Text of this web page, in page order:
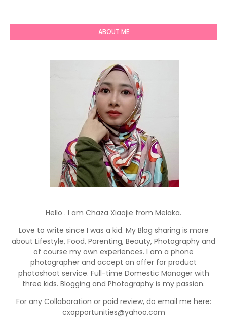
ABOUT ME
Hello . I am Chaza Xiaojie from Melaka.
Love to write since I was a kid. My Blog sharing is more
about Lifestyle, Food, Parenting, Beauty, Photography and
of course my own experiences. I am a phone
photographer and accept an offer for product
photoshoot service. Full-time Domestic Manager with
three kids. Blogging and Photography is my passion.
For any Collaboration or paid review, do email me here:
cxopportunities@yahoo.com